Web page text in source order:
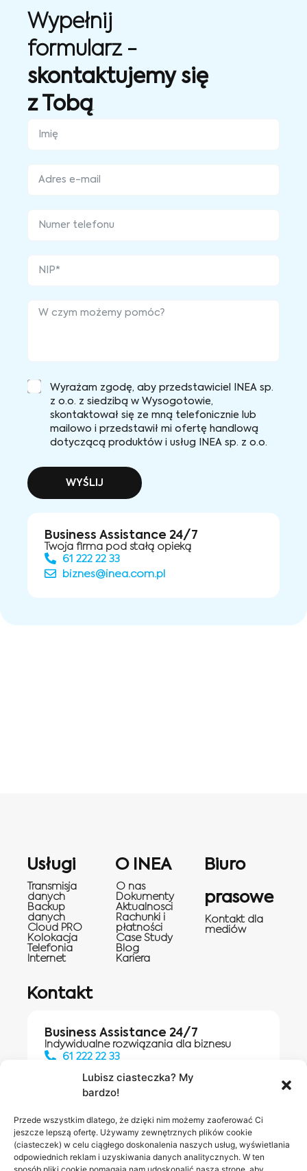
Lubisz ciasteczka? My
bardzo!
Przede wszystkim dlatego, że dzięki nim możemy zaoferować Ci
jeszcze lepszą ofertę. Używamy zewnętrznych plików cookie
(ciasteczek) w celu ciągłego doskonalenia naszych usług, wyświetlania
odpowiednich reklam i uzyskiwania danych analitycznych. W ten
Wypełnij
formularz -
skontaktujemy się
z Tobą
Wyrażam zgodę, aby przedstawiciel INEA sp.
z o.o. z siedzibą w Wysogotowie,
skontaktował się ze mną telefonicznie lub
mailowo i przedstawił mi ofertę handlową
dotyczącą produktów i usług INEA sp. z o.o.
WYŚLIJ
Business Assistance 24/7
Twoja firma pod stałą opieką
61 222 22 33
biznes@inea.com.pl
Usługi
Transmisja
danych
Backup
danych
Cloud PRO
Kolokacja
Telefonia
Internet
O INEA
O nas
Dokumenty
Aktualnosci
Rachunki i
płatności
Case Study
Blog
Kariera
Biuro
prasowe
Kontakt dla
mediów
Kontakt
Business Assistance 24/7
Indywidualne rozwiązania dla biznesu
61 222 22 33
Salony INEA Napisz do